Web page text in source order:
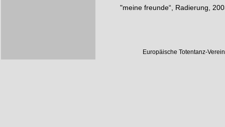
"meine freunde“, Radierung,
Europäische Totentanz-